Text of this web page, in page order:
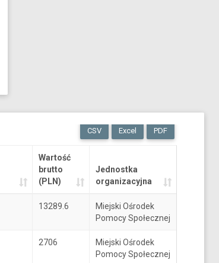
CSV Excel PDF
Wartość
brutto
(PLN)
Jednostka
organizacyjna
13289.6
Miejski Ośrodek
Pomocy Społecznej
2706
Miejski Ośrodek
Pomocy Społecznej